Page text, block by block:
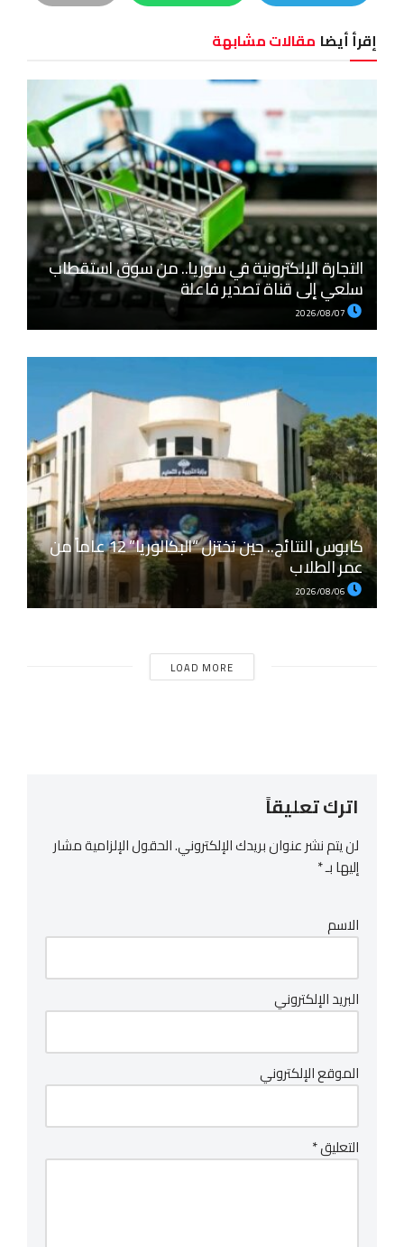
إقرأ أيضا مقالات مشابهة
التجارة الإلكترونية في سوريا.. من سوق استقطاب
سلعي إلى قناة تصدير فاعلة
كابوس النتائج.. حين تختزل “البكالوريا” 12 عاماً من
عمر الطلاب
LOAD MORE
اترك تعليقاً
لن يتم نشر عنوان بريدك الإلكتروني.الحقول الإلزامية مشار
إليها بـ*
الاسم
البريد الإلكتروني
الموقع الإلكتروني
التعليق*